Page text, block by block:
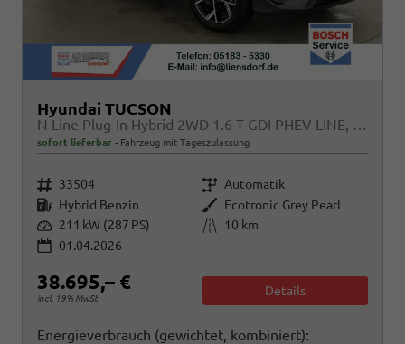
Hyundai TUCSON
sofort lieferbar Fahrzeug mit Tageszulassung
Fahrzeugnr. 33504 Getriebe Automatik
Kraftstoff Hybrid Benzin Außenfarbe Ecotronic Grey Pearl
Leistung 211 kW (287 PS) Kilometerstand
10 km
01.04.2026
38.695,– €
incl. 19% MwSt.
Details
Energieverbrauch (gewichtet, kombiniert):